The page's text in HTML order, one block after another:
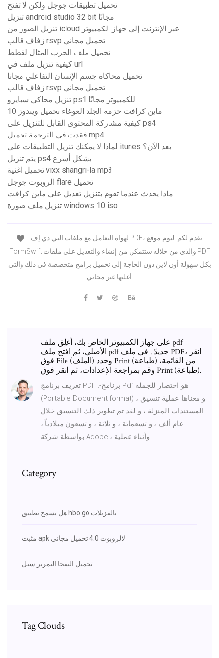
تحميل تطبيقات جوجل ولكن لا تفتح
تنزيل android studio 32 bit مجانًا
تنزيل الصور من icloud عبر الإنترنت إلى جهاز الكمبيوتر
زفاف قالب rsvp تحميل مجاني
تحميل ملف الحرب المثال لقطط
كيفية تنزيل ملف في url
تحميل محاكاة جسم الإنسان التفاعلي مجانا
زفاف قالب rsvp تحميل مجاني
تنزيل محاكي سبايرو ps1 للكمبيوتر مجانًا
ماين كرافت حزمة الجلد الغوغاء تحميل ويندوز 10
كيفية مشاركة المحتوى القابل للتنزيل على ps4
فقدت في الترجمة تحميل mp4
لماذا لا يمكنك تنزيل التطبيقات على itunes بعد الآن؟
يتم تنزيل ps4 بشكل أسرع
تحميل اغنية vixx shangri-la mp3
الروبوت جوجل flare تحميل
ماذا يحدث عندما تقوم بتنزيل تعديل على ماين كرافت
تنزيل ملف صورة windows 10 iso
FormSwift والذي من خلاله ستتمكن من إنشاء والتعديل علي ملفات PDF
بكل سهولة أون لاين دون الحاجة إلي تحميل برامج متخصصة في ذلك والتي
على جهاز الكمبيوتر الخاص بك، أغلِق ملف pdf
الأصلي، ثم افتح ملف pdf جديدًا. في ملف PDF، انقر
فوق File (الملف) وحدد Print (طباعة) من القائمة،
وقم بمراجعة الإعدادات، ثم انقر فوق Print (طباعة).
تعريف برنامج PDF :-برنامج Pdf هو اختصار للجملة
(Portable Document format) ، و معناها عملية تنسيق
المستندات المنزلة ، و لقد تم تطوير ذلك التنسيق خلال
عام ألف ، و تسعمائة ، و ثلاثة ، و تسعون ميلادياً ،
بواسطة شركة Adobe ، وأثناء عملية
Category
هل يسمح تطبيق hbo go بالتنزيلات
مثبت apk لالروبوت 4.0 تحميل مجاني
تحميل النينجا التمرير سيل
Tag Clouds